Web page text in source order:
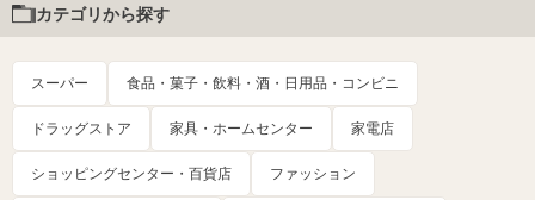
カテゴリから探す
スーパー 食品・菓子・飲料・酒・日用品・コンビニ
ドラッグストア 家具・ホームセンター 家電店
ショッピングセンター・百貨店 ファッション